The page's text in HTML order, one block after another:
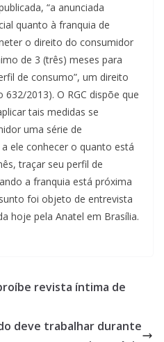
“a anunciada
quanto à franquia de
o direito do consumidor
de 3 (três) meses para
de consumo”, um direito
632/2013). O RGC dispõe que
tais medidas se
uma série de
ele conhecer o quanto está
traçar seu perfil de
a franquia está próxima
foi objeto de entrevista
hoje pela Anatel em Brasília.
revista íntima de
deve trabalhar durante